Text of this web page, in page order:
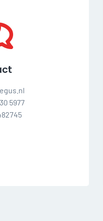
5977